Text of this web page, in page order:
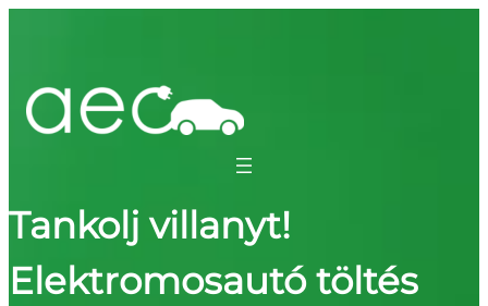
Tankolj villanyt!
Elektromosautó töltés